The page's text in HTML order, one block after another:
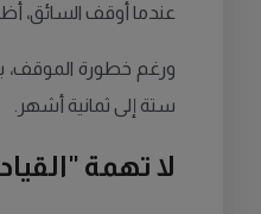
عندما أوقف السائق،
ورغم خطورة الموقف،
ستة إلى ثمانية أشهر.
لا تهمة